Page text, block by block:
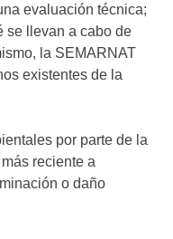
evaluación técnica;
se llevan a cabo de
la SEMARNAT
existentes de la
por parte de la
reciente a
o daño